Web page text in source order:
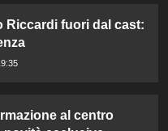
Riccardi fuori dal cast:
al centro